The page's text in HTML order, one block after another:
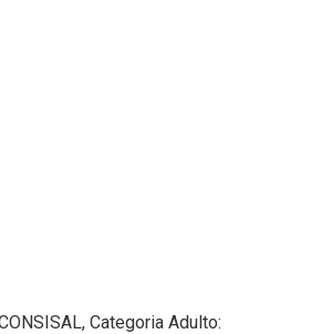
Categoria Adulto: